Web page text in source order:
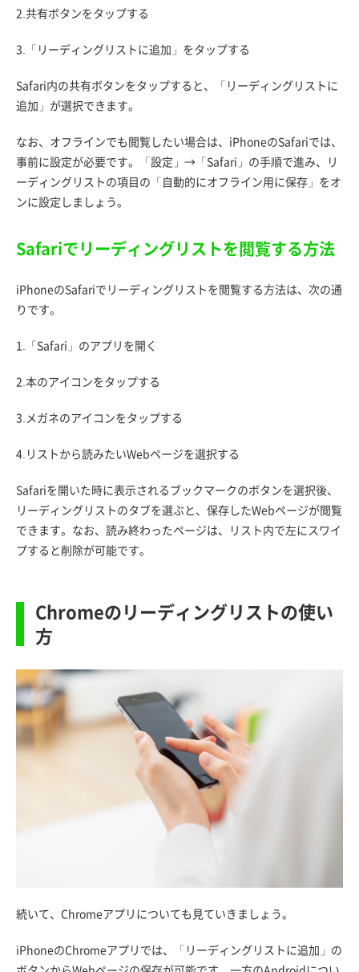
2.共有ボタンをタップする
3.「リーディングリストに追加」をタップする
Safari内の共有ボタンをタップすると、「リーディングリストに
追加」が選択できます。
なお、オフラインでも閲覧したい場合は、iPhoneのSafariでは、
事前に設定が必要です。「設定」→「Safari」の手順で進み、リ
ーディングリストの項目の「自動的にオフライン用に保存」をオ
ンに設定しましょう。
Safariでリーディングリストを閲覧する方法
iPhoneのSafariでリーディングリストを閲覧する方法は、次の通
りです。
1.「Safari」のアプリを開く
2.本のアイコンをタップする
3.メガネのアイコンをタップする
4.リストから読みたいWebページを選択する
Safariを開いた時に表示されるブックマークのボタンを選択後、
リーディングリストのタブを選ぶと、保存したWebページが閲覧
できます。なお、読み終わったページは、リスト内で左にスワイ
プすると削除が可能です。
Chromeのリーディングリストの使い
方
続いて、Chromeアプリについても見ていきましょう。
iPhoneのChromeアプリでは、「リーディングリストに追加」の